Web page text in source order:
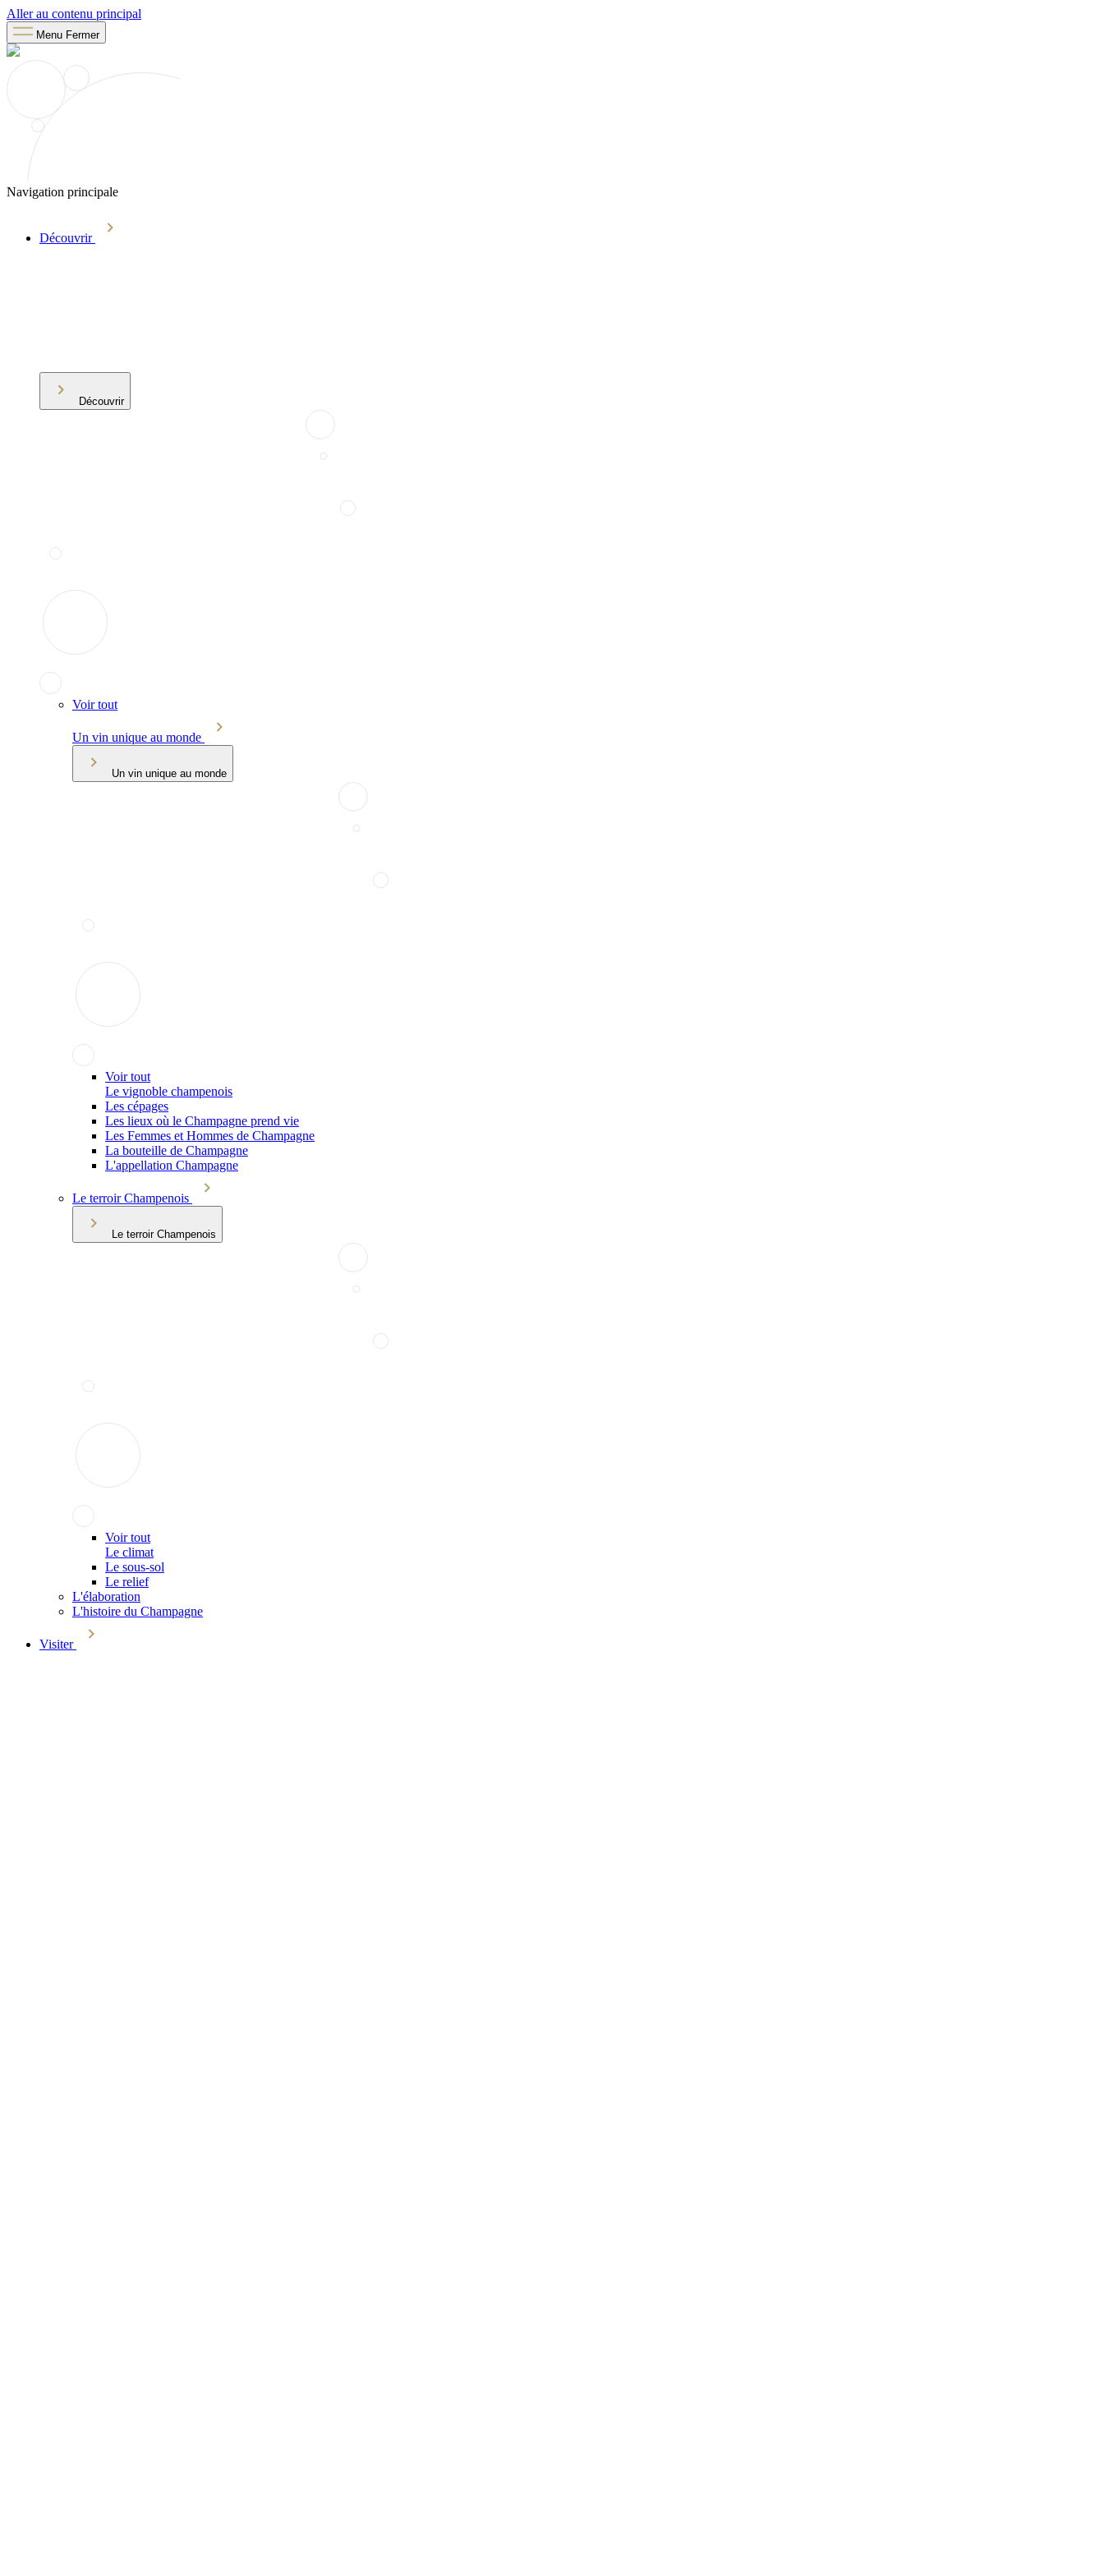
Aller au contenu principal
Menu Fermer
Navigation principale
Découvrir
Découvrir
Voir tout
Un vin unique au monde
Un vin unique au monde
Voir tout
Le vignoble champenois
Les cépages
Les lieux où le Champagne prend vie
Les Femmes et Hommes de Champagne
La bouteille de Champagne
L'appellation Champagne
Le terroir Champenois
Le terroir Champenois
Voir tout
Le climat
Le sous-sol
Le relief
L'élaboration
L'histoire du Champagne
Visiter